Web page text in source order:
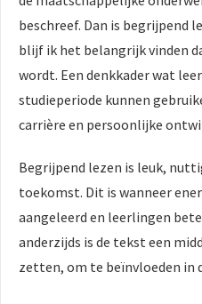
beschreef. Dan is begrijpend
blijf ik het belangrijk vinden
wordt. Een denkkader wat
studieperiode kunnen
carrière en persoonlijke
Begrijpend lezen is leuk,
toekomst. Dit is wanneer
aangeleerd en leerlingen
anderzijds is de tekst een
zetten, om te beïnvloeden in